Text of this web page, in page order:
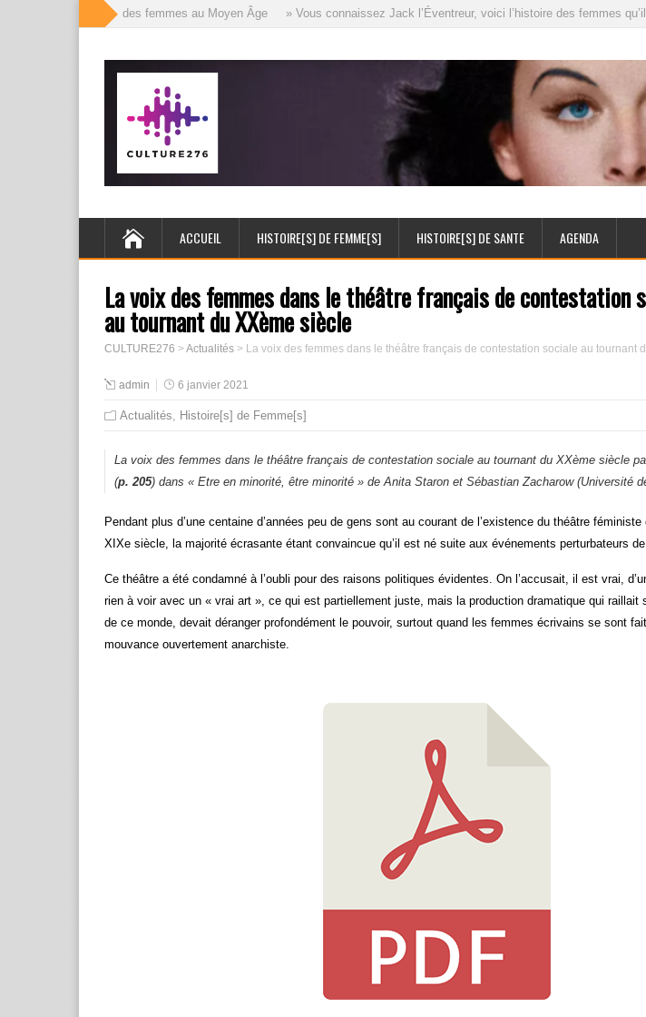
Les mille visages des femmes au Moyen Âge » Vous connaissez Jack l’Éventreur, voici l’histoire des femmes qu’il a
ACCUEIL HISTOIRE[S] DE FEMME[S] HISTOIRE[S] DE SANTE AGENDA
La voix des femmes dans le théâtre français de contestation
au tournant du XXème siècle
CULTURE276 >Actualités > La voix des femmes dans le théâtre français de contestation sociale au tournant
admin 6 janvier 2021
Actualités, Histoire[s] de Femme[s]
La voix des femmes dans le théâtre français de contestation sociale au tournant du XXème siècle
(p. 205) dans « Etre en minorité, être minorité » de Anita Staron et Sébastian Zacharow (Université
Pendant plus d’une centaine d’années peu de gens sont au courant de l’existence du théâtre
XIXe siècle, la majorité écrasante étant convaincue qu’il est né suite aux événements perturbateurs
Ce théâtre a été condamné à l’oubli pour des raisons politiques évidentes. On l’accusait, il est vrai,
rien à voir avec un « vrai art », ce qui est partiellement juste, mais la production dramatique qui raillait
de ce monde, devait déranger profondément le pouvoir, surtout quand les femmes écrivains se sont
mouvance ouvertement anarchiste.